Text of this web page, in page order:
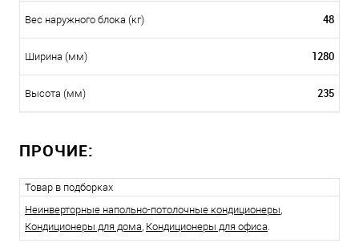
Вес наружного блока (кг) 48
Ширина (мм) 1280
Высота (мм) 235
ПРОЧИЕ:
Товар в подборках
Неинверторные напольно-потолочные кондиционеры,
Кондиционеры для дома, Кондиционеры для офиса.